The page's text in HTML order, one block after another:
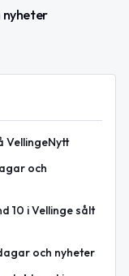
nyheter
VellingeNytt
och
10 i Vellinge sålt
och nyheter